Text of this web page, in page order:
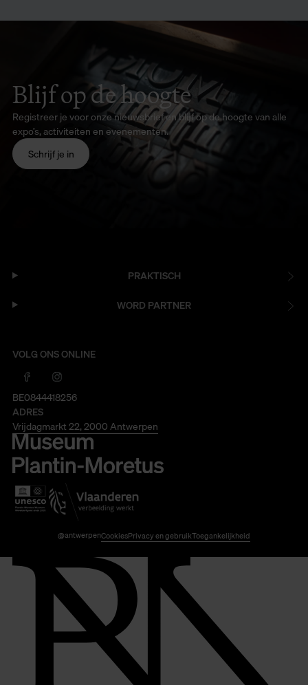
Blijf op de hoogte
Registreer je voor onze nieuwsbrief en blijf op de hoogte van alle
expo’s, activiteiten en evenementen.
Schrijf je in
PRAKTISCH
WORD PARTNER
VOLG ONS ONLINE
BE0844418256
ADRES
Vrijdagmarkt 22, 2000 Antwerpen
@antwerpenCookiesPrivacy en gebruikToegankelijkheid